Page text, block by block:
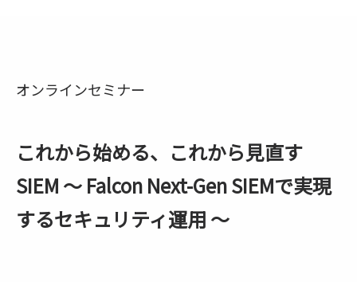
オンラインセミナー
これから始める、これから見直す
SIEM 〜 Falcon Next-Gen SIEMで実現
するセキュリティ運用 〜